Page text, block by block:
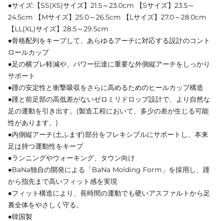
●サイズ:【SS(XS)サイズ】21.5～23.0cm 【Sサイズ】23.5～
24.5cm 【Mサイズ】25.0～26.5cm 【Lサイズ】27.0～28.0cm
【LL(XL)サイズ】28.5～29.5cm
●骨格配列をキープして、あらゆるアーチに対応する設計のコント
ロールカップ
●足の横ブレ軽減や、パワー伝達に重要な外側縦アーチをしっかり
サポート
●踵の安定性と衝撃吸収をさらに高めるためのヒールカップ構造
●踵と前足部の高低差がないゼロミリドロップ設計で、より自然な
足の運動を引き出す。(製造工程において、多少の差が生じる可能
性があります。)
●内側縦アーチ(土ふまず)部分をフレキシブルにサポートし、本来
足は持つ運動性をキープ
●ランニングやウォーキング、タウン向け
●BaNa独自の開発による「BaNa Molding Form」を採用し、踵
から指先まで高いフィット感を実現
●フィット構造により、長時間の運動でも硬いアスファルトから足
裏全体をやさしく守る。
●韓国製